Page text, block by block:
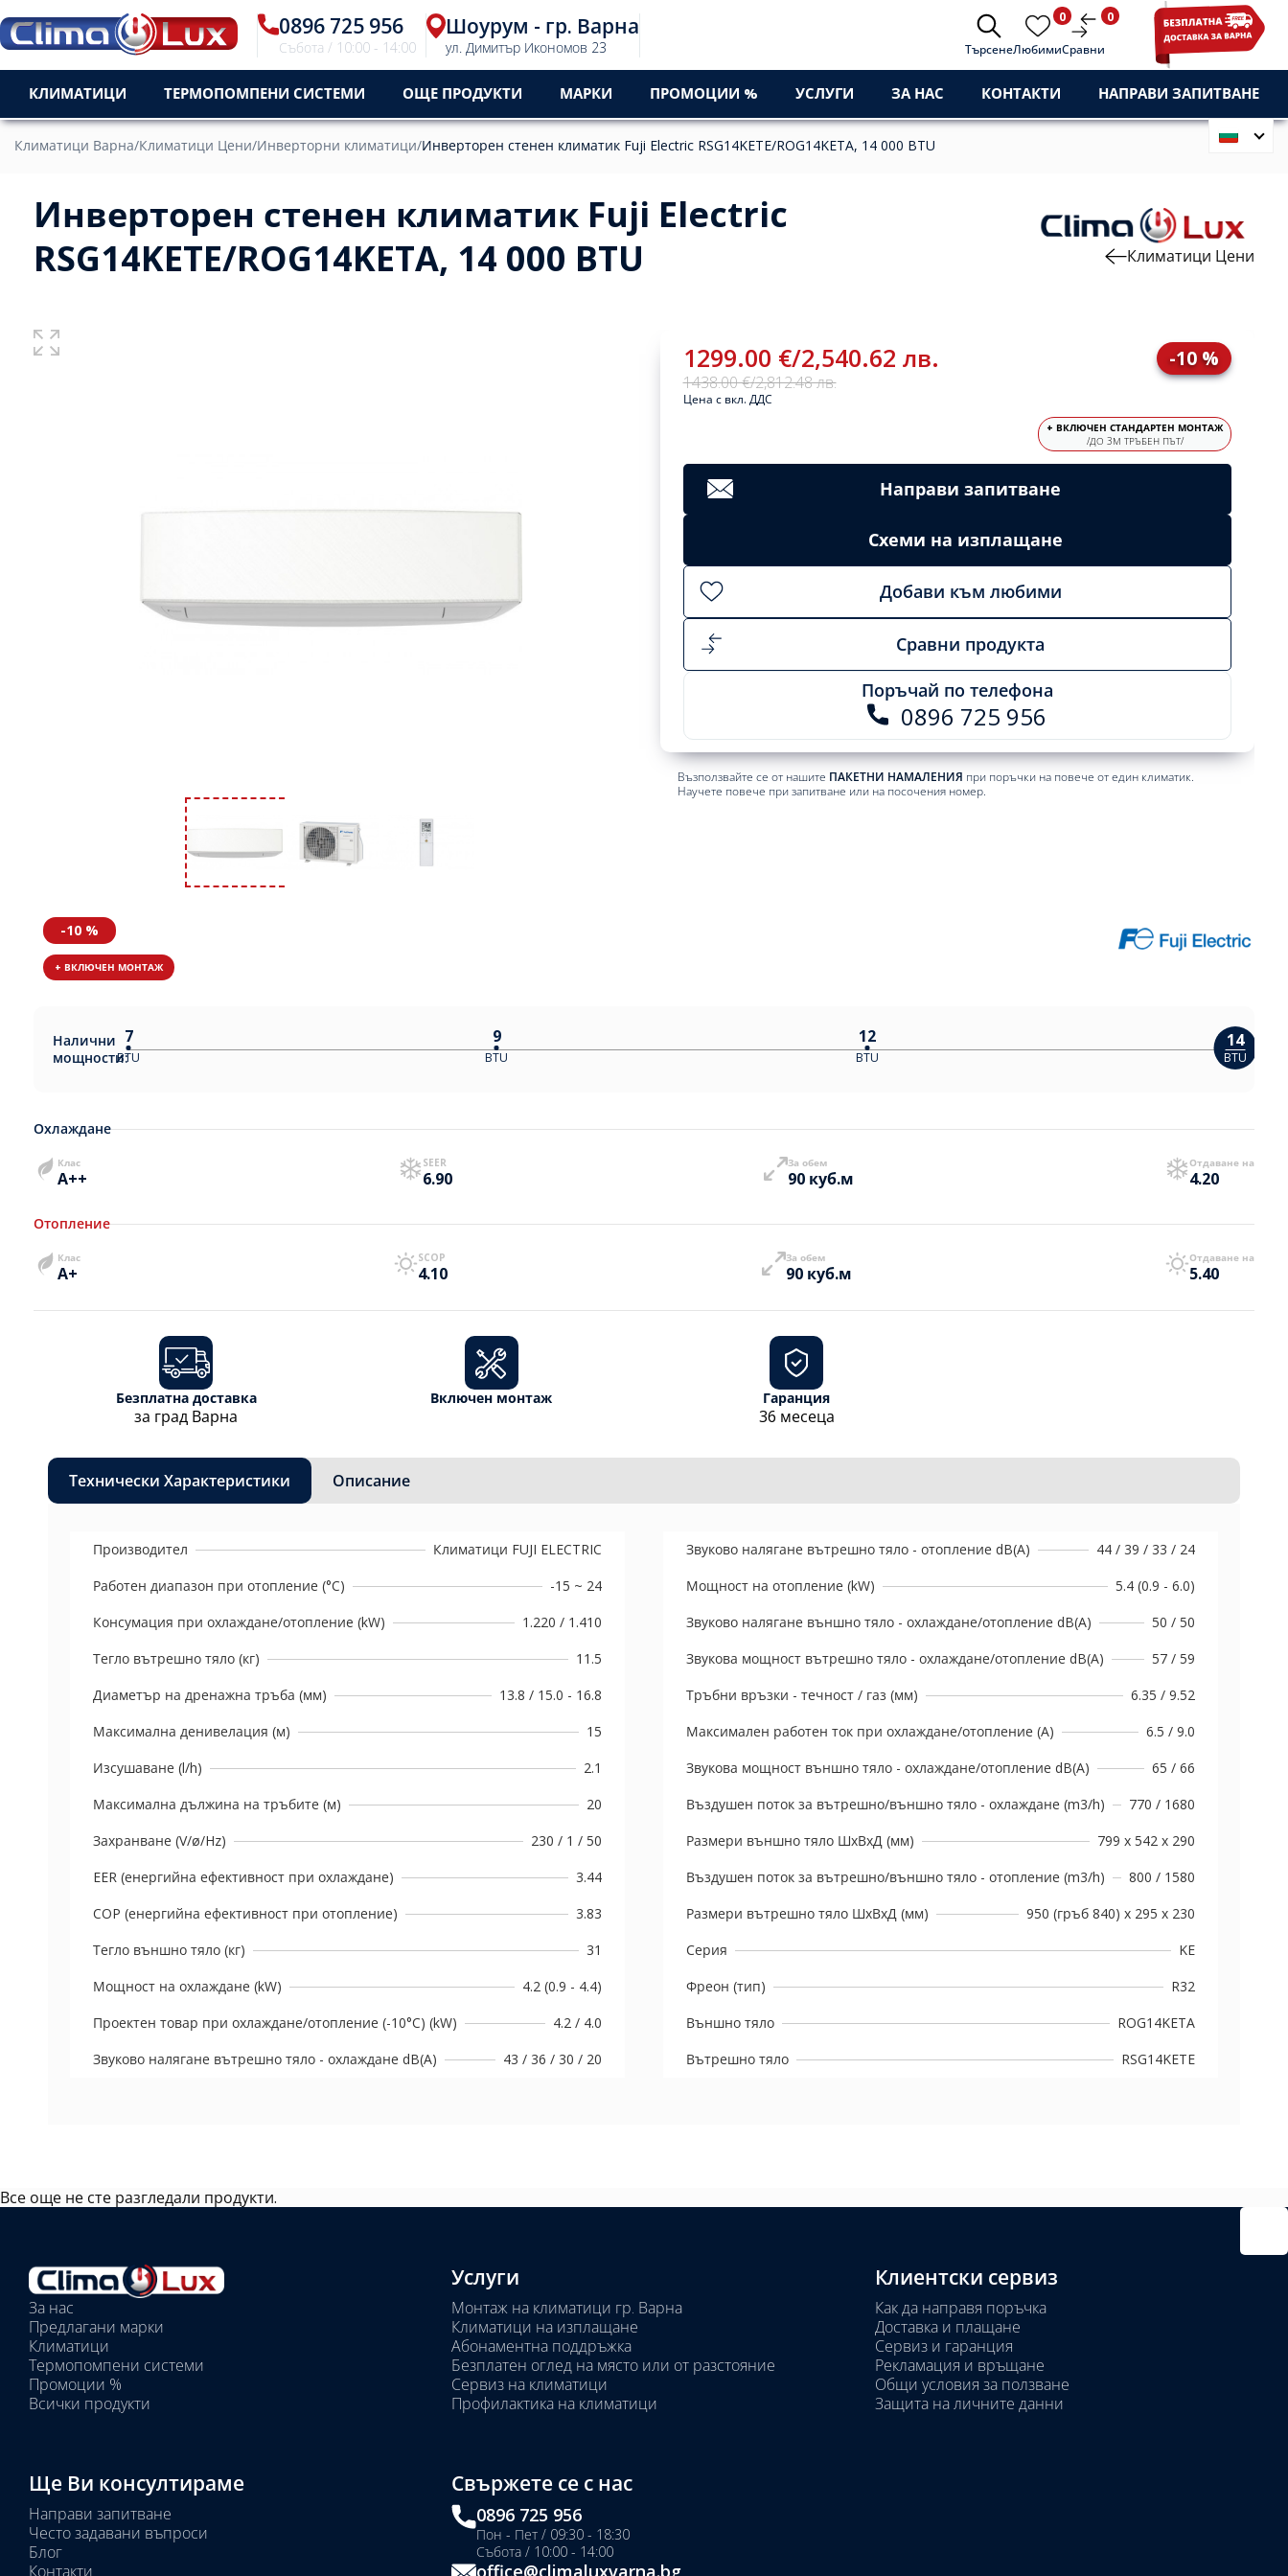
0896 725 956
Събота / 10:00 - 14:00
Шоурум - гр. Варна
ул. Димитър Икономов 23 ТърсенеЛюбими
0
Сравни
0
КЛИМАТИЦИ ТЕРМОПОМПЕНИ СИСТЕМИ ОЩЕ ПРОДУКТИ МАРКИ ПРОМОЦИИ % УСЛУГИ ЗА НАС КОНТАКТИ НАПРАВИ ЗАПИТВАНЕ
Климатици Варна/Климатици Цени/Инверторни климатици/Инверторен стенен климатик Fuji Electric RSG14KETE/ROG14KETA, 14 000 BTU
Инверторен стенен климатик Fuji Electric
RSG14KETE/ROG14KETA, 14 000 BTU
Климатици Цени
1299.00 €/2,540.62 лв.
1438.00 €/2,812.48 лв.
-10 %
Цена с вкл. ДДС
+ ВКЛЮЧЕН СТАНДАРТЕН МОНТАЖ
/ДО 3М ТРЪБЕН ПЪТ/
Направи запитване
Схеми на изплащане
Добави към любими
Сравни продукта
Поръчай по телефона
0896 725 956
Възползвайте се от нашите ПАКЕТНИ НАМАЛЕНИЯ при поръчки на повече от един климатик.
Научете повече при запитване или на посочения номер.
-10 %
+ ВКЛЮЧЕН МОНТАЖ
Налични
мощности:
7
BTU
9
BTU
12
BTU
14
BTU
Охлаждане
Клас
A++
SEER
6.90
За обем
90 куб.м
Отдаване на
4.20
Отопление
Клас
A+
SCOP
4.10
За обем
90 куб.м
Отдаване на
5.40
Безплатна доставка
за град Варна
Включен монтаж Гаранция
36 месеца
Технически Характеристики Описание
Производител
Климатици FUJI ELECTRIC
Работен диапазон при отопление (°C)
-15 ~ 24
Консумация при охлаждане/отоплениe (kW)
1.220 / 1.410
Тегло вътрешно тяло (кг)
11.5
Диаметър на дренажна тръба (мм)
13.8 / 15.0 - 16.8
Максимална денивелация (м)
15
Изсушаване (l/h)
2.1
Максимална дължина на тръбите (м)
20
Захранване (V/ø/Hz)
230 / 1 / 50
EER (енергийна ефективност при охлаждане)
3.44
COP (енергийна ефективност при отопление)
3.83
Тегло външно тяло (кг)
31
Мощност на охлаждане (kW)
4.2 (0.9 - 4.4)
Проектен товар при охлаждане/отопление (-10°C) (kW)
4.2 / 4.0
Звуково налягане вътрешно тяло - охлаждане dB(A)
43 / 36 / 30 / 20
Звуково налягане вътрешно тяло - отопление dB(A)
44 / 39 / 33 / 24
Мощност на отопление (kW)
5.4 (0.9 - 6.0)
Звуково налягане външно тяло - охлаждане/отопление dB(A)
50 / 50
Звукова мощност вътрешно тяло - охлаждане/отопление dB(A)
57 / 59
Тръбни връзки - течност / газ (мм)
6.35 / 9.52
Максимален работен ток при охлаждане/отопление (A)
6.5 / 9.0
Звукова мощност външно тяло - охлаждане/отопление dB(A)
65 / 66
Въздушен поток за вътрешно/външно тяло - охлаждане (m3/h)
770 / 1680
Размери външно тяло ШxВxД (мм)
799 x 542 x 290
Въздушен поток за вътрешно/външно тяло - отопление (m3/h)
800 / 1580
Размери вътрешно тяло ШxВxД (мм)
950 (гръб 840) x 295 x 230
Серия
KE
Фреон (тип)
R32
Външно тяло
ROG14KETA
Вътрешно тяло
RSG14KETE
Все още не сте разгледали продукти.
Избрани
вътрешни
тела:
Избрано
тяло:
За нас
Предлагани марки
Климатици
Термопомпени системи
Промоции %
Всички продукти
Услуги
Монтаж на климатици гр. Варна
Климатици на изплащане
Абонаментна поддръжка
Безплатен оглед на място или от разстояние
Сервиз на климатици
Профилактика на климатици
Клиентски сервиз
Как да направя поръчка
Доставка и плащане
Сервиз и гаранция
Рекламация и връщане
Общи условия за ползване
Защита на личните данни
Ще Ви консултираме
Направи запитване
Често задавани въпроси
Блог
Контакти
Свържете се с нас
0896 725 956
Пон - Пет / 09:30 - 18:30
Събота / 10:00 - 14:00
office@climaluxvarna.bg